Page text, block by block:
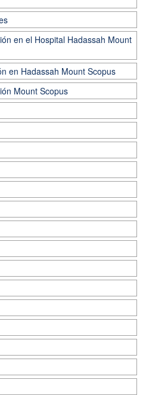
en el Hospital Hadassah Mount
en Hadassah Mount Scopus
Mount Scopus